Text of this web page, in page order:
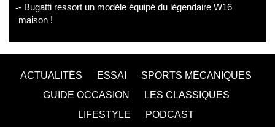
- Bugatti ressort un modèle équipé du légendaire W16
maison !
ACTUALITÉS ESSAI
SPORTS MÉCANIQUES
GUIDE OCCASION
LES CLASSIQUES
LIFESTYLE
PODCAST